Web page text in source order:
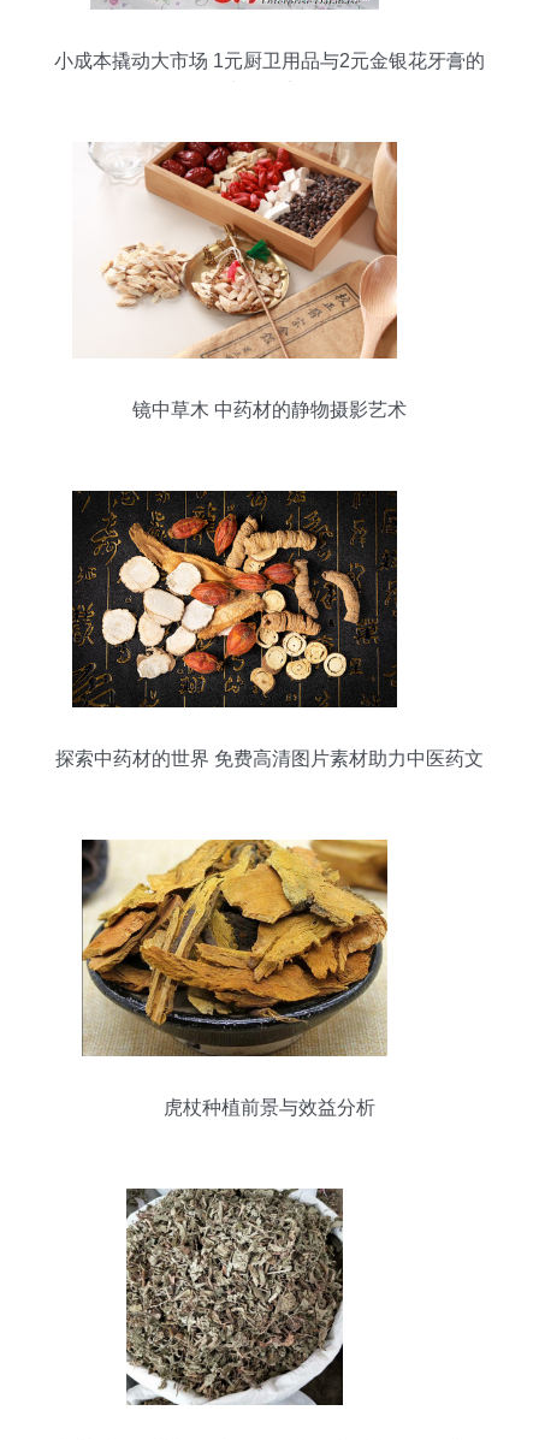
小成本撬动大市场 1元厨卫用品与2元金银花牙膏的
镜中草木 中药材的静物摄影艺术
探索中药材的世界 免费高清图片素材助力中医药文
虎杖种植前景与效益分析